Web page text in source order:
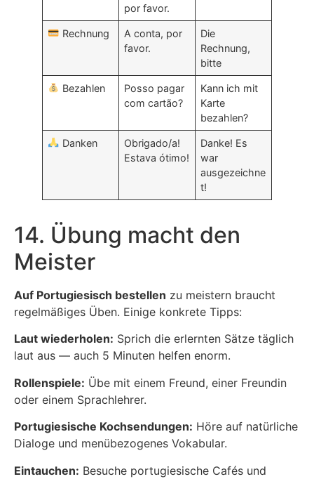
por favor.
Rechnung
A conta, por
favor.
Die
Rechnung,
bitte
Bezahlen
Posso pagar
com cartão?
Kann ich mit
Karte
bezahlen?
Danken
Obrigado/a!
Estava ótimo!
Danke! Es
war
ausgezeichne
t!
14. Übung macht den
Meister
Auf Portugiesisch bestellen zu meistern braucht
regelmäßiges Üben. Einige konkrete Tipps:
Laut wiederholen: Sprich die erlernten Sätze täglich
laut aus — auch 5 Minuten helfen enorm.
Rollenspiele: Übe mit einem Freund, einer Freundin
oder einem Sprachlehrer.
Portugiesische Kochsendungen: Höre auf natürliche
Dialoge und menübezogenes Vokabular.
Eintauchen: Besuche portugiesische Cafés und